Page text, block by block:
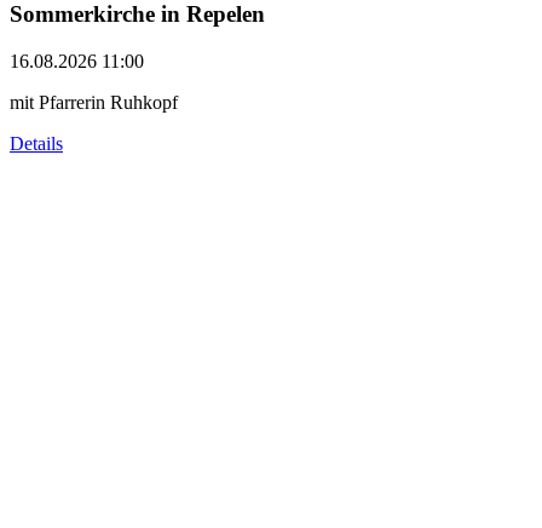
Sommerkirche in Repelen
16.08.2026 11:00
mit Pfarrerin Ruhkopf
Details